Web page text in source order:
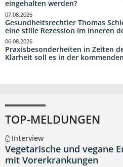
eingehalten werden?
Gesundheitsrechtler Thomas
eine stille Rezession im Inneren
07.08.2026
Praxisbesonderheiten in Zeiten
Klarheit soll es in der
06.08.2026
TOP-MELDUNGEN
Interview
Vegetarische und vegane
mit Vorerkrankungen